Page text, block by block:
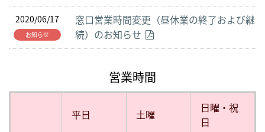
2020/06/17
お知らせ
窓口営業時間変更（昼休業の終了および継
続）のお知らせ
営業時間
平日 土曜
日曜・祝
日